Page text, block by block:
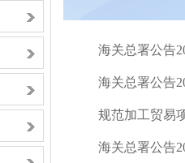
海关总署公告
海关总署公告
规范加工贸易
海关总署公告